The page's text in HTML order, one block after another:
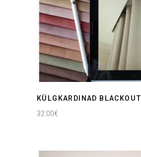
KÜLGKARDINAD BLACKOUT
32.00€